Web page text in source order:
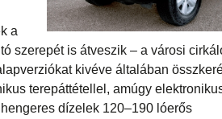
a
szerepét is átveszik – a városi
kivéve általában
terepáttétellel, amúgy
dízelek 120–190 lóerős